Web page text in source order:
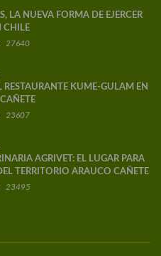
LA NUEVA FORMA DE EJERCER
CHILE
27640
RESTAURANTE KUME-GULAM EN
23607
AGRIVET: EL LUGAR PARA
TERRITORIO ARAUCO CAÑETE
23495